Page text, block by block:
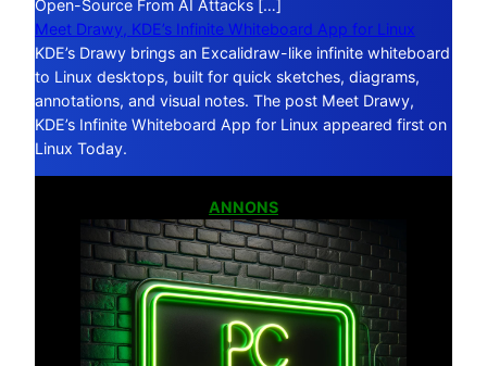
Open-Source From AI Attacks […]
Meet Drawy, KDE’s Infinite Whiteboard App for Linux
KDE’s Drawy brings an Excalidraw-like infinite whiteboard
to Linux desktops, built for quick sketches, diagrams,
annotations, and visual notes. The post Meet Drawy,
KDE’s Infinite Whiteboard App for Linux appeared first on
Linux Today.
ANNONS